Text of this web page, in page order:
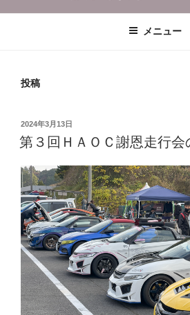
メニュー
投稿
投
稿
日:
2024年3月13日
第３回ＨＡＯＣ謝恩走行会